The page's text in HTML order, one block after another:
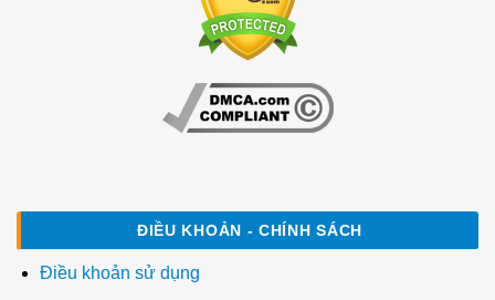
ĐIỀU KHOẢN - CHÍNH SÁCH
Điều khoản sử dụng